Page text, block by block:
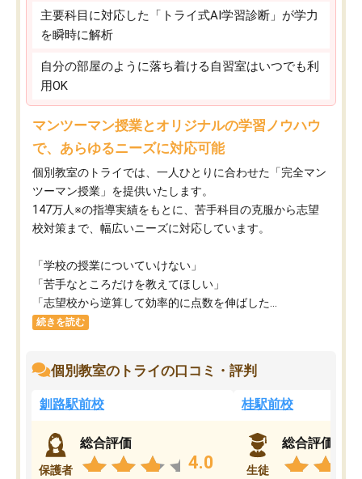
主要科目に対応した「トライ式AI学習診断」が学力
を瞬時に解析
自分の部屋のように落ち着ける自習室はいつでも利
用OK
マンツーマン授業とオリジナルの学習ノウハウ
で、あらゆるニーズに対応可能
個別教室のトライでは、一人ひとりに合わせた「完全マン
ツーマン授業」を提供いたします。​
147万人※の指導実績をもとに、苦手科目の克服から志望
校対策まで、幅広いニーズに対応しています。​
「学校の授業についていけない」​
「苦手なところだけを教えてほしい」​
「志望校から逆算して効率的に点数を伸ばした...
続きを読む
個別教室のトライの口コミ・評判
釧路駅前校
保護者
総合評価
4.0
桂駅前校
生徒
総合評価